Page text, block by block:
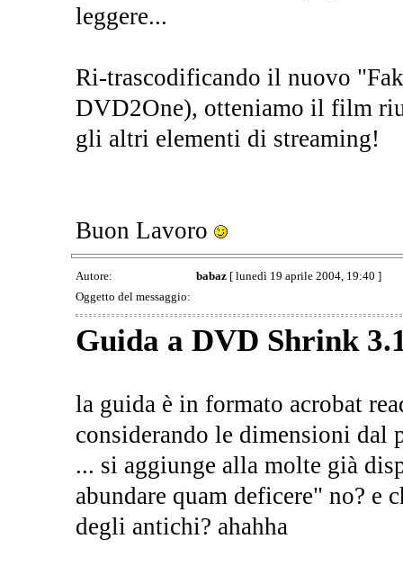
leggere...
Ri-trascodificando il nuovo
DVD2One), otteniamo il film
gli altri elementi di streaming!
Buon Lavoro
Autore: babaz[ lunedì 19 aprile 2004, 19:40 ]
Oggetto del messaggio:
Guida a DVD Shrink
la guida è in formato acrobat
considerando le dimensioni dal
... si aggiunge alla molte già
abundare quam deficere" no? e
degli antichi? ahahha